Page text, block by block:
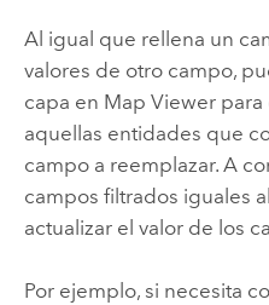
Al igual que rellena un
valores de otro campo,
capa en Map Viewerpara
aquellas entidades que
campo a reemplazar. A
campos filtrados iguales
actualizar el valor de los
Por ejemplo, si necesita